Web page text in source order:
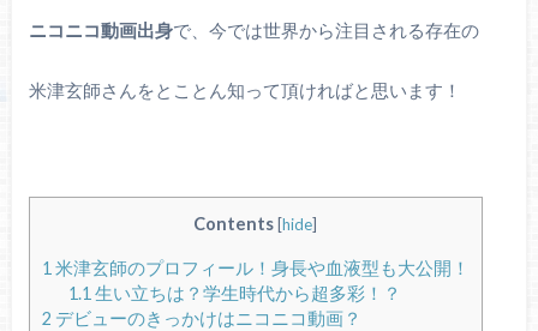
ニコニコ動画出身で、今では世界から注目される存在の
米津玄師さんをとことん知って頂ければと思います！
Contents [hide]
1 米津玄師のプロフィール！身長や血液型も大公開！
1.1 生い立ちは？学生時代から超多彩！？
2 デビューのきっかけはニコニコ動画？